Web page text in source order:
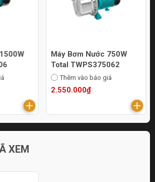
Máy Bơm Nước 750W
Total TWPS375062
Thêm vào báo giá
2.550.000₫
XEM